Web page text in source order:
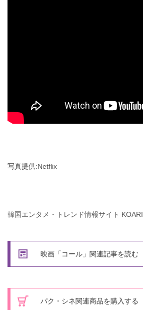
写真提供:Netflix
韓国エンタメ・トレンド情報サイト KOARI
映画「コール」関連記事を読む
パク・シネ関連商品を購入する